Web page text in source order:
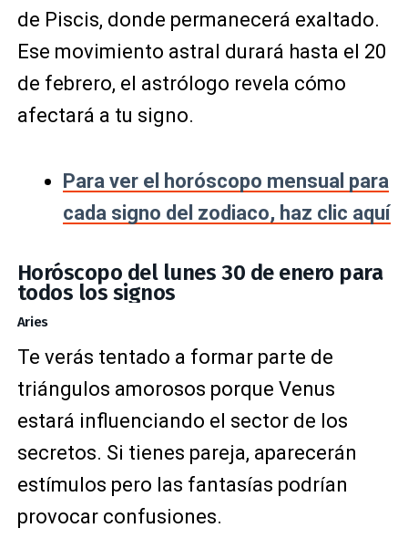
de Piscis, donde permanecerá exaltado.
Ese movimiento astral durará hasta el 20
de febrero, el astrólogo revela cómo
afectará a tu signo.
Para ver el horóscopo mensual para
cada signo del zodiaco, haz clic aquí
Horóscopo del lunes 30 de enero para
todos los signos
Aries
Te verás tentado a formar parte de
triángulos amorosos porque Venus
estará influenciando el sector de los
secretos. Si tienes pareja, aparecerán
estímulos pero las fantasías podrían
provocar confusiones.